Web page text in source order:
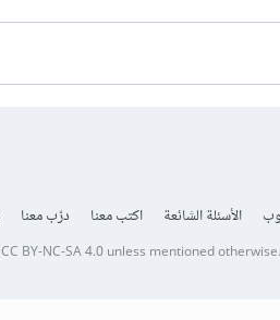
الأسئلة الشائعة اكتب معنا درّب معنا
CC BY-NC-SA 4.0unless mentioned otherwise.